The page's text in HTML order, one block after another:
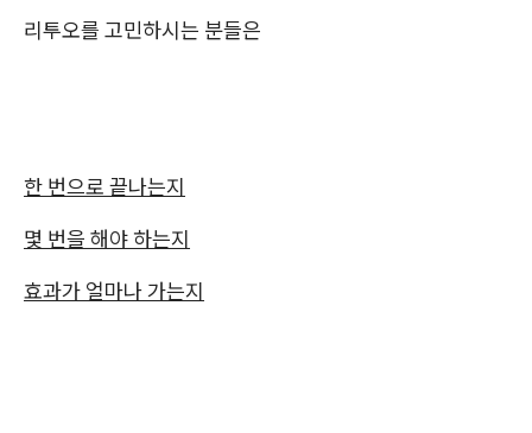
리투오를 고민하시는 분들은
한 번으로 끝나는지
몇 번을 해야 하는지
효과가 얼마나 가는지